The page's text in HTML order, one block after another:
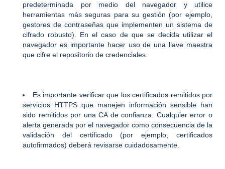
predeterminada por medio del navegador y utilice
herramientas más seguras para su gestión (por ejemplo,
gestores de contraseñas que implementen un sistema de
cifrado robusto). En el caso de que se decida utilizar el
navegador es importante hacer uso de una llave maestra
que cifre el repositorio de credenciales.
Es importante verificar que los certificados remitidos por
servicios HTTPS que manejen información sensible han
sido remitidos por una CA de confianza. Cualquier error o
alerta generada por el navegador como consecuencia de la
validación del certificado (por ejemplo, certificados
autofirmados) deberá revisarse cuidadosamente.